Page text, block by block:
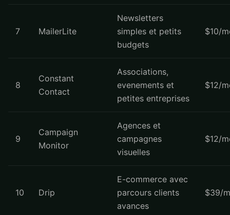
7 MailerLite
Newsletters
simples et petits
budgets
$10/
8
Constant
Contact
Associations,
evenements et
petites entreprises
$12/
9
Campaign
Monitor
Agences et
campagnes
visuelles
$12/
10 Drip
E-commerce avec
parcours clients
avances
$39/